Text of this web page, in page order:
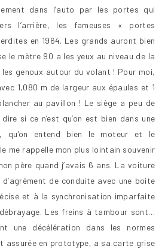
dans l’auto par les portes qui
l’arrière, les fameuses « portes
en 1964. Les grands auront bien
le mètre 90 a les yeux au niveau de la
genoux autour du volant ! Pour moi,
1,080 m de largeur aux épaules et 1
au pavillon ! Le siège a peu de
dire si ce n’est qu’on est bien dans une
qu’on entend bien le moteur et le
me rappelle mon plus lointain souvenir
père quand j’avais 6 ans. La voiture
d’agrément de conduite avec une boite
et à la synchronisation imparfaite
Les freins à tambour sont…
une décélération dans les normes
assurée en prototype, a sa carte grise